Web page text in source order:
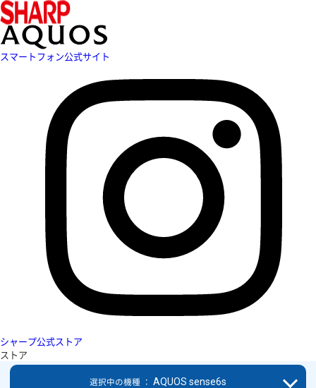
スマートフォン公式サイト
シャープ公式ストア
ストア
選択中の機種 ： AQUOS sense6s